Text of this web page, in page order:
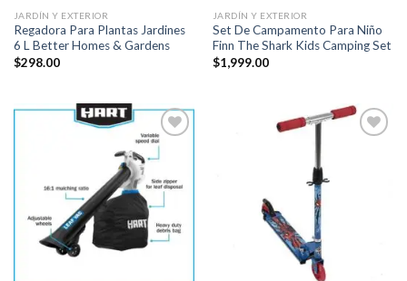
JARDÍN Y EXTERIOR
Regadora Para Plantas Jardines
6 L Better Homes & Gardens
$298.00
JARDÍN Y EXTERIOR
Set De Campamento Para Niño
Finn The Shark Kids Camping Set
$1,999.00
Añadir
a la
deseos